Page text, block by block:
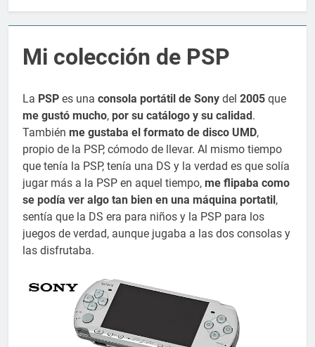
Mi colección de PSP
La PSP es una consola portátil de Sony del 2005 que
me gustó mucho, por su catálogo y su calidad.
También me gustaba el formato de disco UMD,
propio de la PSP, cómodo de llevar. Al mismo tiempo
que tenía la PSP, tenía una DS y la verdad es que solía
jugar más a la PSP en aquel tiempo, me flipaba como
se podía ver algo tan bien en una máquina portatil,
sentía que la DS era para niños y la PSP para los
juegos de verdad, aunque jugaba a las dos consolas y
las disfrutaba.